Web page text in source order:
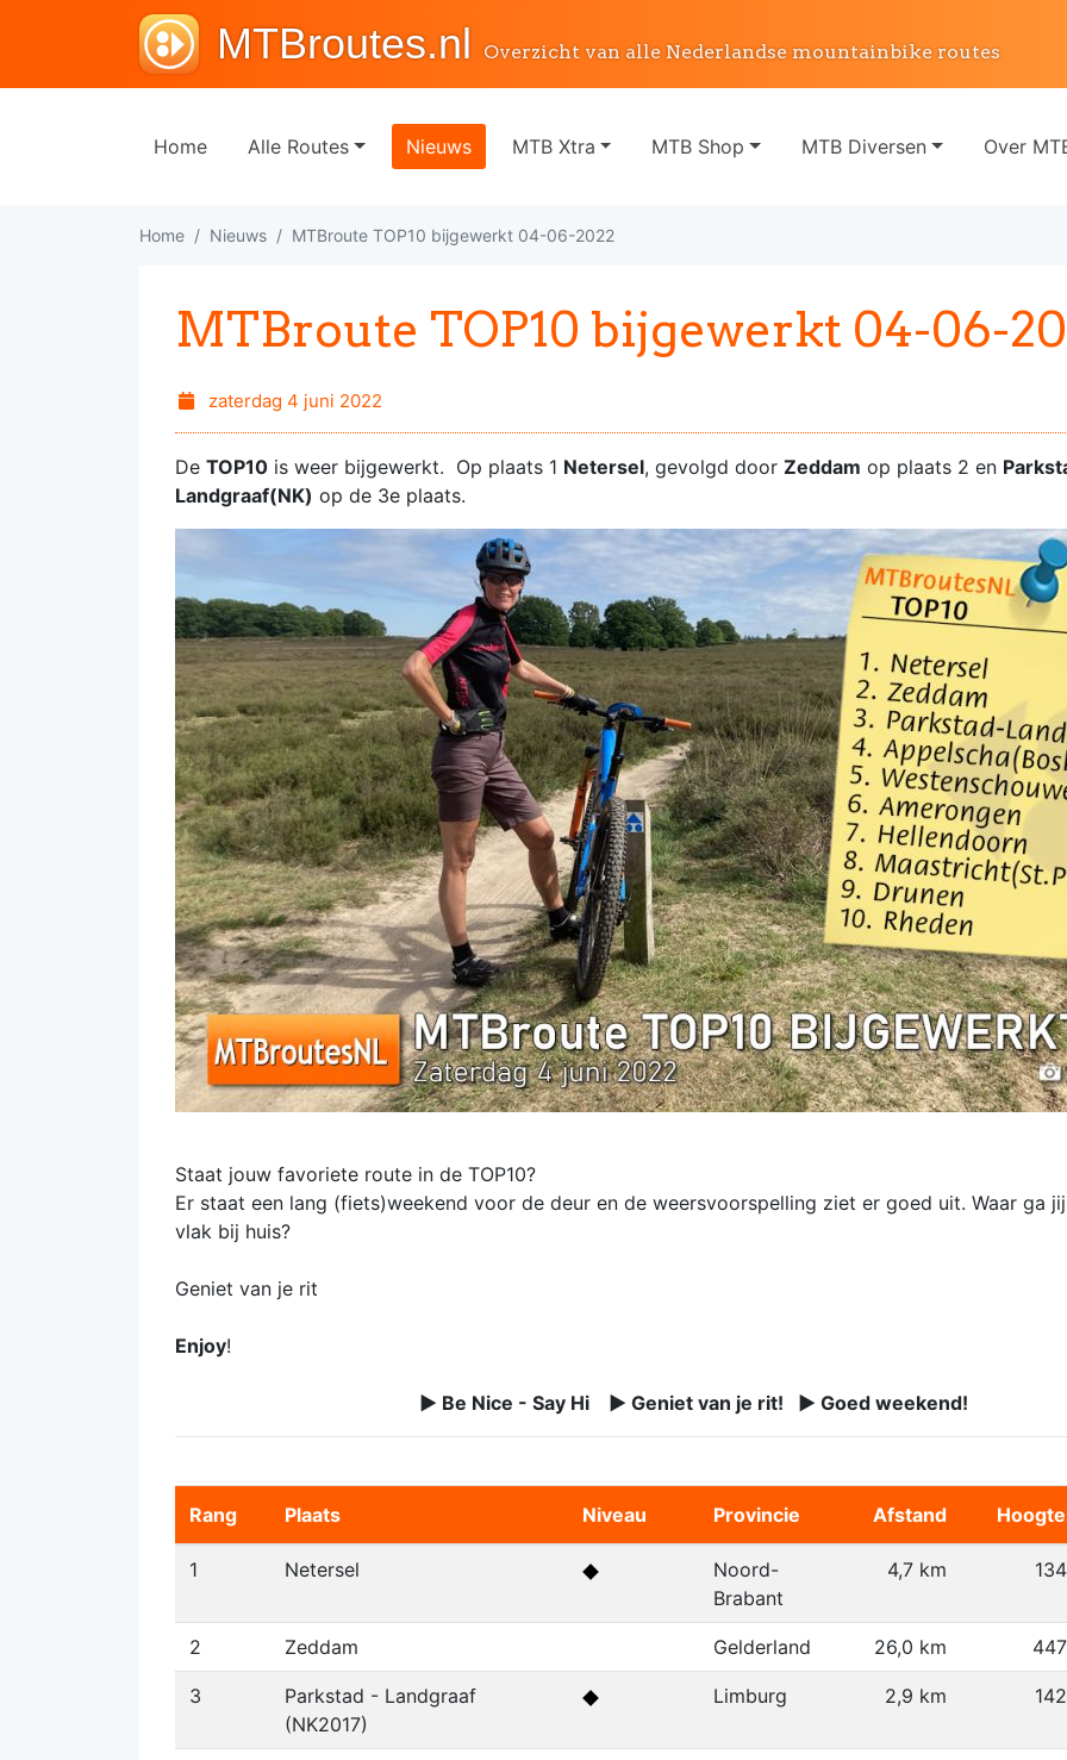
MTBroutes.nl Overzicht van alle Nederlandse mountainbike routes
Home Alle Routes Nieuws MTB Xtra MTB Shop MTB Diversen Over
Home Nieuws MTBroute TOP10 bijgewerkt 04-06-2022
MTBroute TOP10 bijgewerkt 04-06-
zaterdag 4 juni 2022
De TOP10 is weer bijgewerkt. Op plaats 1 Netersel, gevolgd door Zeddam op plaats 2 en
Landgraaf(NK) op de 3e plaats.
Staat jouw favoriete route in de TOP10?
Er staat een lang (fiets)weekend voor de deur en de weersvoorspelling ziet er goed uit. Waar ga
vlak bij huis?
Geniet van je rit
Enjoy!
► Be Nice - Say Hi ► Geniet van je rit! ► Goed weekend!
Rang Plaats Niveau Provincie Afstand
1 Netersel
Noord-
Brabant
4,7 km
2 Zeddam Gelderland 26,0 km
3
Parkstad - Landgraaf
(NK2017)
Limburg 2,9 km